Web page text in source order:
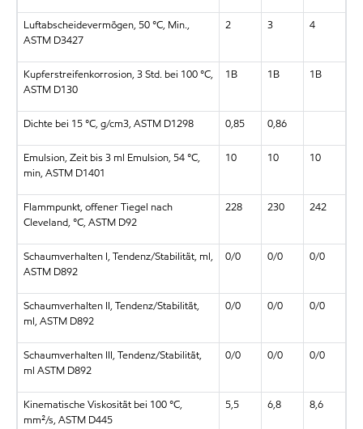
Luftabscheidevermögen, 50 °C, Min.,
ASTM D3427
2 3 4
Kupferstreifenkorrosion, 3 Std. bei 100 °C,
ASTM D130
1B 1B 1B
Dichte bei 15 °C, g/cm3, ASTM D1298 0,85 0,86
Emulsion, Zeit bis 3 ml Emulsion, 54 °C,
min, ASTM D1401
10 10 10
Flammpunkt, offener Tiegel nach
Cleveland, °C, ASTM D92
228 230 242
Schaumverhalten I, Tendenz/Stabilität, ml,
ASTM D892
0/0 0/0 0/0
Schaumverhalten II, Tendenz/Stabilität,
ml, ASTM D892
0/0 0/0 0/0
Schaumverhalten III, Tendenz/Stabilität,
ml ASTM D892
0/0 0/0 0/0
Kinematische Viskosität bei 100 °C,
mm²/s, ASTM D445
5,5 6,8 8,6